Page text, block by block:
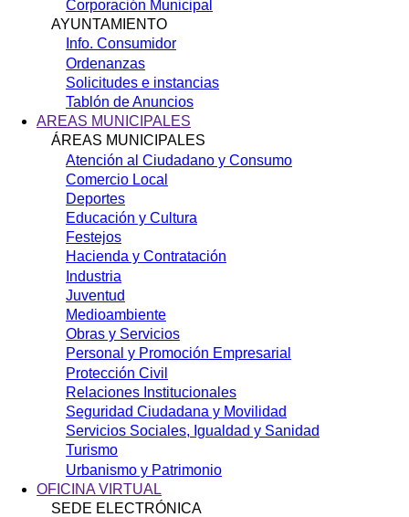
Corporación Municipal
AYUNTAMIENTO
Info. Consumidor
Ordenanzas
Solicitudes e instancias
Tablón de Anuncios
AREAS MUNICIPALES
ÁREAS MUNICIPALES
Atención al Ciudadano y Consumo
Comercio Local
Deportes
Educación y Cultura
Festejos
Hacienda y Contratación
Industria
Juventud
Medioambiente
Obras y Servicios
Personal y Promoción Empresarial
Protección Civil
Relaciones Institucionales
Seguridad Ciudadana y Movilidad
Servicios Sociales, Igualdad y Sanidad
Turismo
Urbanismo y Patrimonio
OFICINA VIRTUAL
SEDE ELECTRÓNICA